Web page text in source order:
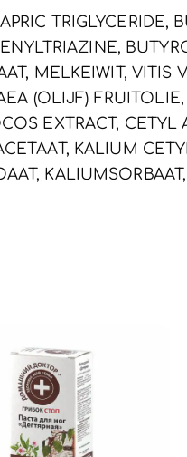
TRIGLYCERIDE,
MELKEIWIT,
(OLIJF)
EXTRACT,
KALIUM